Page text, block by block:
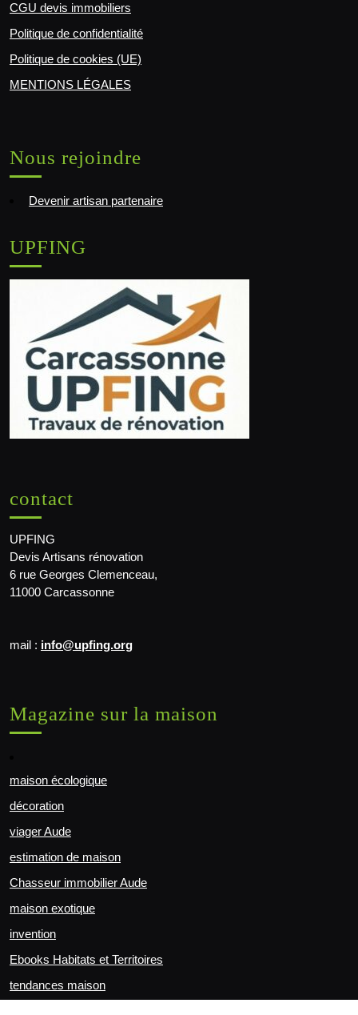
CGU devis immobiliers
Politique de confidentialité
Politique de cookies (UE)
MENTIONS LÉGALES
Nous rejoindre
Devenir artisan partenaire
UPFING
contact
UPFING
Devis Artisans rénovation
6 rue Georges Clemenceau,
11000 Carcassonne
mail : info@upfing.org
Magazine sur la maison
maison écologique
décoration
viager Aude
estimation de maison
Chasseur immobilier Aude
maison exotique
invention
Ebooks Habitats et Territoires
tendances maison